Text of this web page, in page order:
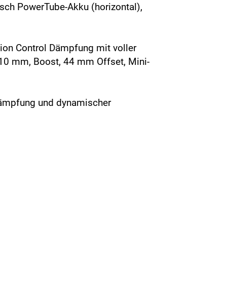
PowerTube-Akku (horizontal),
Control Dämpfung mit voller
mm, Boost, 44 mm Offset, Mini-
und dynamischer